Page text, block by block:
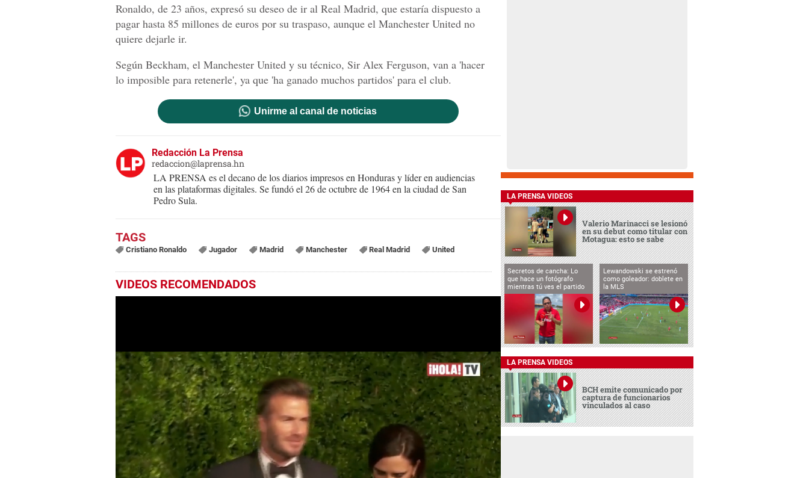
Ronaldo, de 23 años, expresó su deseo de ir al Real Madrid, que estaría dispuesto a
pagar hasta 85 millones de euros por su traspaso, aunque el Manchester United no
quiere dejarle ir.
Según Beckham, el Manchester United y su técnico, Sir Alex Ferguson, van a 'hacer
lo imposible para retenerle', ya que 'ha ganado muchos partidos' para el club.
Unirme al canal de noticias
Redacción La Prensa
redaccion@laprensa.hn
LA PRENSA es el decano de los diarios impresos en Honduras y líder en audiencias
en las plataformas digitales. Se fundó el 26 de octubre de 1964 en la ciudad de San
Pedro Sula.
Cristiano Ronaldo Jugador Madrid Manchester Real Madrid United
VIDEOS RECOMENDADOS
LA PRENSA VIDEOS
Valerio Marinacci se lesionó
en su debut como titular con
Motagua: esto se sabe
Secretos de cancha: Lo
que hace un fotógrafo
mientras tú ves el partido
Lewandowski se estrenó
como goleador: doblete en
la MLS
LA PRENSA VIDEOS
BCH emite comunicado por
captura de funcionarios
vinculados al caso